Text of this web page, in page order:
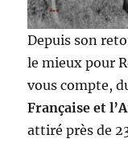
Depuis son
le mieux pour
vous compte,
Française et
attiré près de